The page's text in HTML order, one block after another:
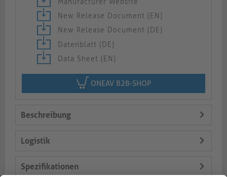
Manufacturer Website
New Release Document (EN)
New Release Document (DE)
Datenblatt (DE)
Data Sheet (EN)
ONEAV B2B-SHOP
Beschreibung
Logistik
Spezifikationen